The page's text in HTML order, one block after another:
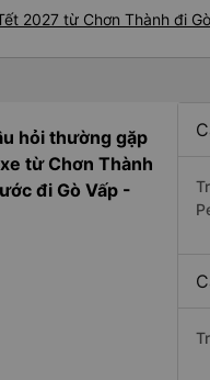
2027 từ Chơn Thành đi
hỏi thường gặp
từ Chơn Thành
đi Gò Vấp -